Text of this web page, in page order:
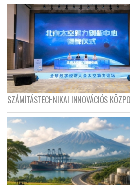
SZÁMÍTÁSTECHNIKAI INNOVÁCIÓS